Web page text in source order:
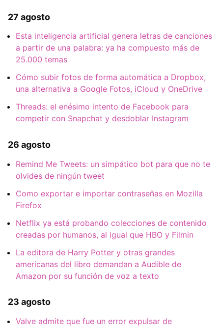
27 agosto
Esta inteligencia artificial genera letras de canciones
a partir de una palabra: ya ha compuesto más de
25.000 temas
Cómo subir fotos de forma automática a Dropbox,
una alternativa a Google Fotos, iCloud y OneDrive
Threads: el enésimo intento de Facebook para
competir con Snapchat y desdoblar Instagram
26 agosto
Remind Me Tweets: un simpático bot para que no te
olvides de ningún tweet
Como exportar e importar contraseñas en Mozilla
Firefox
Netflix ya está probando colecciones de contenido
creadas por humanos, al igual que HBO y Filmin
La editora de Harry Potter y otras grandes
americanas del libro demandan a Audible de
Amazon por su función de voz a texto
23 agosto
Valve admite que fue un error expulsar de